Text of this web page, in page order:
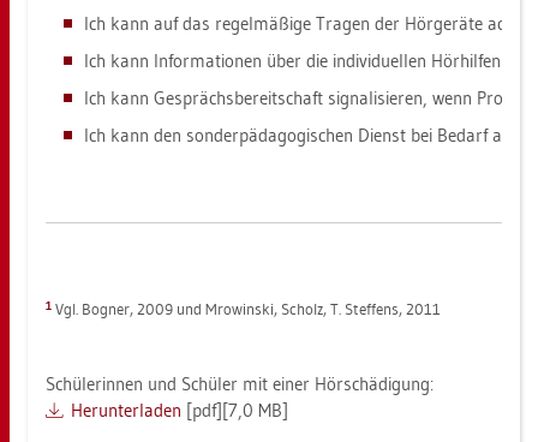
Ich kann auf das re­gel­mä­ßi­ge Tra­gen der Hör­ge­rä­te
Ich kann In­for­ma­tio­nen über die in­di­vi­du­el­len Hör­hil­fen und
Ich kann Ge­sprächs­be­reit­schaft si­gna­li­sie­ren, wenn
Ich kann den son­der­päd­ago­gi­schen Dienst bei Be­darf
1 Vgl. Bo­gner, 2009 und Mro­win­ski, Scholz, T. Stef­fens, 2011
Schü­le­rin­nen und Schü­ler mit einer Hör­schä­di­gung:
Her­un­ter­la­den [pdf][7,0 MB]